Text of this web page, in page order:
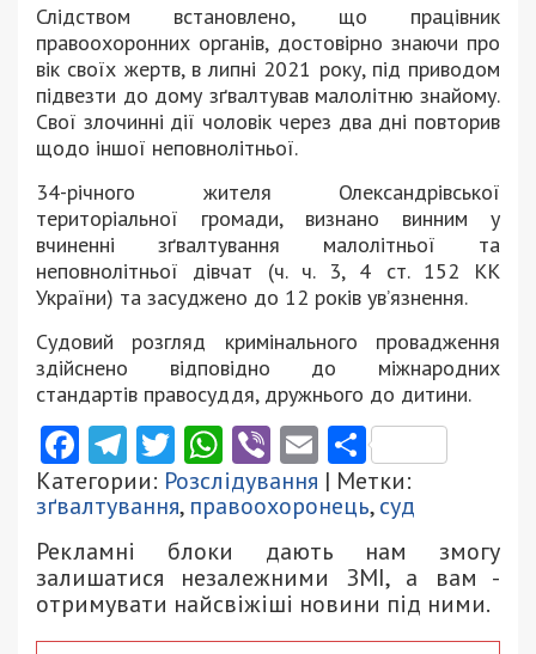
Слідством встановлено, що працівник
правоохоронних органів, достовірно знаючи про
вік своїх жертв, в липні 2021 року, під приводом
підвезти до дому зґвалтував малолітню знайому.
Свої злочинні дії чоловік через два дні повторив
щодо іншої неповнолітньої.
34-річного жителя Олександрівської
територіальної громади, визнано винним у
вчиненні зґвалтування малолітньої та
неповнолітньої дівчат (ч. ч. 3, 4 ст. 152 КК
України) та засуджено до 12 років ув’язнення.
Судовий розгляд кримінального провадження
здійснено відповідно до міжнародних
стандартів правосуддя, дружнього до дитини.
Facebook
Telegram
Twitter
WhatsApp
ViberEmail
Категории: Розслідування | Метки:
зґвалтування, правоохоронець,суд
Рекламні блоки дають нам змогу
залишатися незалежними ЗМІ, а вам -
отримувати найсвіжіші новини під ними.